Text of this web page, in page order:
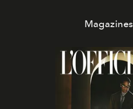
Magazines